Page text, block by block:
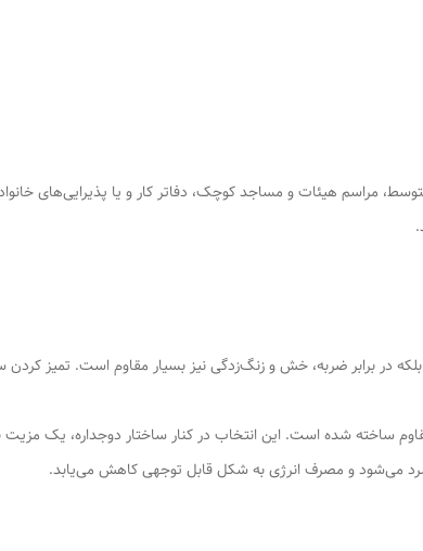
برای مجالس و رویدادهای متوسط، مراسم هیئات و مساجد کوچک، دفاتر کار و یا
در برابر ضربه، خش و زنگ‌زدگی نیز بسیار مقاوم است. تمیز
ساخته شده است. این انتخاب در کنار ساختار دوجداره، یک
می‌شود و مصرف انرژی به شکل قابل توجهی کاهش می‌یابد.